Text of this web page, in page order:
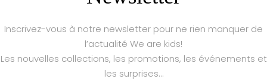
Inscrivez-vous à notre newsletter pour ne rien manquer de
l’actualité We are kids!
Les nouvelles collections, les promotions, les événements et
les surprises…